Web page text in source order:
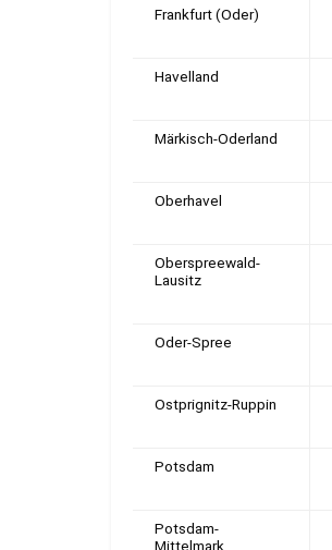
Frankfurt (Oder)
Havelland
Märkisch-Oderland
Oberhavel
Oberspreewald-
Lausitz
Oder-Spree
Ostprignitz-Ruppin
Potsdam
Potsdam-
Mittelmark